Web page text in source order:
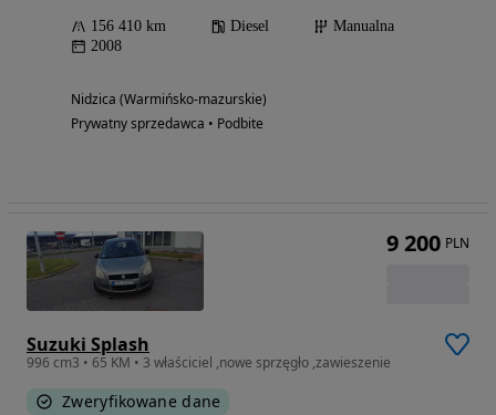
156 410 km Diesel
Manualna
2008
Nidzica (Warmińsko-mazurskie)
Prywatny sprzedawca • Podbite
Suzuki Splash
996 cm3 • 65 KM • 3 właściciel ,nowe sprzęgło ,zawieszenie
Zweryfikowane dane
9 200 PLN